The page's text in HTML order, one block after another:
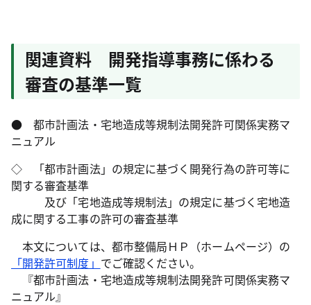
関連資料 開発指導事務に係わる
審査の基準一覧
● 都市計画法・宅地造成等規制法開発許可関係実務マ
ニュアル
◇ 「都市計画法」の規定に基づく開発行為の許可等に
関する審査基準
及び「宅地造成等規制法」の規定に基づく宅地造
成に関する工事の許可の審査基準
本文については、都市整備局ＨＰ（ホームページ）の
「開発許可制度」 でご確認ください。
『都市計画法・宅地造成等規制法開発許可関係実務マ
ニュアル』